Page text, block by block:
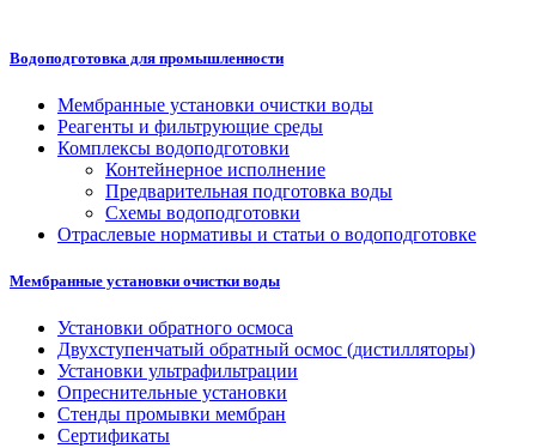
Водоподготовка для промышленности
Мембранные установки очистки воды
Реагенты и фильтрующие среды
Комплексы водоподготовки
Контейнерное исполнение
Предварительная подготовка воды
Схемы водоподготовки
Отраслевые нормативы и статьи о водоподготовке
Мембранные установки очистки воды
Установки обратного осмоса
Двухступенчатый обратный осмос (дистилляторы)
Установки ультрафильтрации
Опреснительные установки
Стенды промывки мембран
Сертификаты